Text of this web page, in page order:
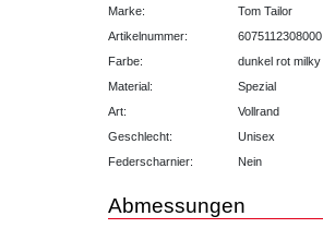
Marke:
Tom Tailor
Artikelnummer:
6075112308000
Farbe:
dunkel rot milky
Material:
Spezial
Art:
Vollrand
Geschlecht:
Unisex
Federscharnier:
Nein
Abmessungen